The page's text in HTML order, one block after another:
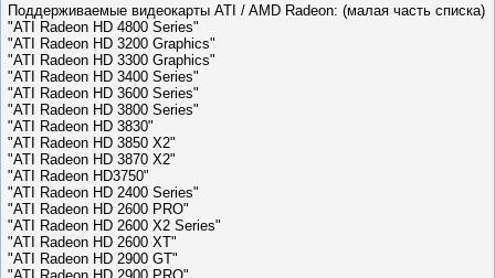
Поддерживаемые видеокарты ATI / AMD Radeon: (малая часть списка)
"ATI Radeon HD 4800 Series"
"ATI Radeon HD 3200 Graphics"
"ATI Radeon HD 3300 Graphics"
"ATI Radeon HD 3400 Series"
"ATI Radeon HD 3600 Series"
"ATI Radeon HD 3800 Series"
"ATI Radeon HD 3830"
"ATI Radeon HD 3850 X2"
"ATI Radeon HD 3870 X2"
"ATI Radeon HD3750"
"ATI Radeon HD 2400 Series"
"ATI Radeon HD 2600 PRO"
"ATI Radeon HD 2600 X2 Series"
"ATI Radeon HD 2600 XT"
"ATI Radeon HD 2900 GT"